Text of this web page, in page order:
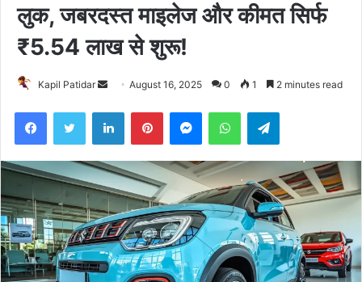
लुक, जबरदस्त माइलेज और कीमत सिर्फ
₹5.54 लाख से शुरू!
Kapil Patidar
Send August 16, 2025 0 1 2 minutes read
FacebookTwitter LinkedInPinterestMessengerWhatsAppTelegram